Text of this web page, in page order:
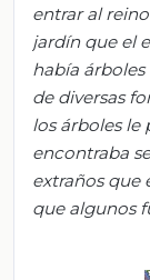
entrar al
jardín que el
había
de diversas
los árboles le
encontraba
extraños que
que algunos